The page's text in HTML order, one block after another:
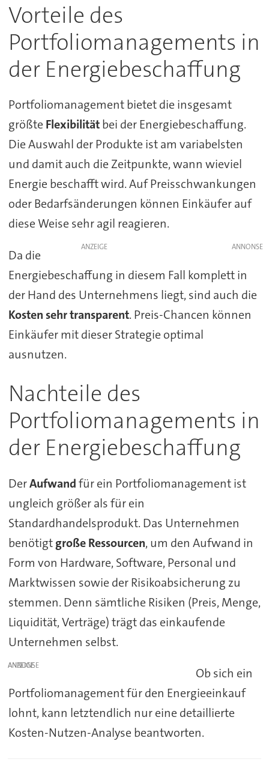
Vorteile des
Portfoliomanagements in
der Energiebeschaffung
Portfoliomanagement bietet die insgesamt
größte Flexibilitätbei der Energiebeschaffung.
Die Auswahl der Produkte ist am variabelsten
und damit auch die Zeitpunkte, wann wieviel
Energie beschafft wird. Auf Preisschwankungen
oder Bedarfsänderungen können Einkäufer auf
diese Weise sehr agil reagieren.
ANZEIGE
Da die
Energiebeschaffung in diesem Fall komplett in
der Hand des Unternehmens liegt, sind auch die
Kosten sehr transparent. Preis-Chancen können
Einkäufer mit dieser Strategie optimal
ausnutzen.
Nachteile des
Portfoliomanagements in
der Energiebeschaffung
DerAufwandfür ein Portfoliomanagement ist
ungleich größer als für ein
Standardhandelsprodukt. Das Unternehmen
benötigtgroße Ressourcen, um den Aufwand in
Form von Hardware, Software, Personal und
Marktwissen sowie der Risikoabsicherung zu
stemmen. Denn sämtliche Risiken (Preis, Menge,
Liquidität, Verträge) trägt das einkaufende
Unternehmen selbst.
ANZEIGE
Ob sich ein
Portfoliomanagement für den Energieeinkauf
lohnt, kann letztendlich nur eine detaillierte
Kosten-Nutzen-Analyse beantworten.